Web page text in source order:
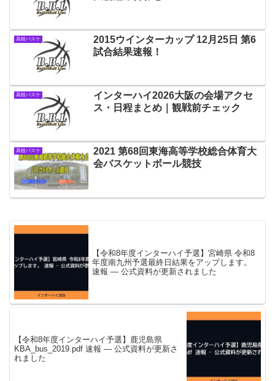
高校バスケ
2015ウインターカップ 12月25日 第6
試合結果速報！
高校バスケ
インターハイ2026大阪の会場アクセ
ス・日程まとめ｜観戦前チェック
高校バスケ
2021 第68回東海高等学校総合体育大
会バスケットボール競技
【令和8年度インターハイ予選】宮崎県 令和8
年度南九州予選最終日結果をアップします。
速報 — 公式資料が更新されました
【令和8年度インターハイ予選】鹿児島県
KBA_bus_2019.pdf 速報 — 公式資料が更新さ
れました